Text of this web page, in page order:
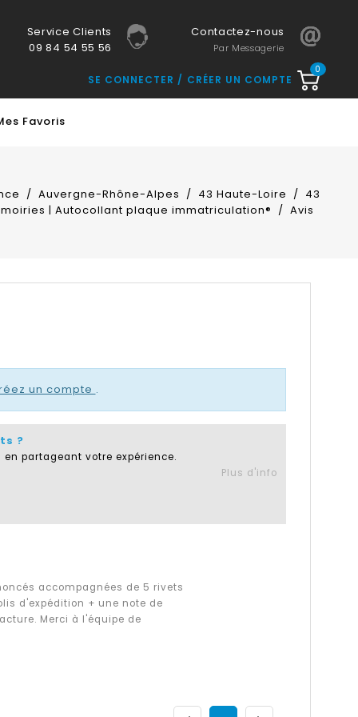
Service Clients
09 84 54 55 56
Contactez-nous
Par Messagerie
0
SE CONNECTER CRÉER UN COMPTE
Favoris
Auvergne-Rhône-Alpes 43 Haute-Loire
43
| Autocollant plaque immatriculation®
Avis
un compte .
?
partageant votre expérience.
Plus d'info
accompagnées de 5 rivets
d'expédition + une note de
Merci à l'équipe de